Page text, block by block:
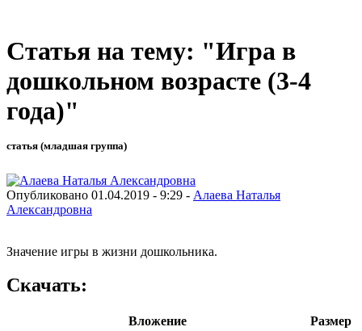
Статья на тему: "Игра в
дошкольном возрасте (3-4
года)"
статья (младшая группа)
Опубликовано 01.04.2019 - 9:29 - Алаева Наталья
Александровна
Значение игры в жизни дошкольника.
Скачать:
Вложение
Размер